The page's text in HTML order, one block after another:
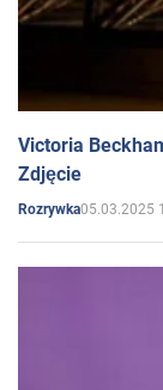
Victoria
Zdjęcie
Rozrywka05.03.2025